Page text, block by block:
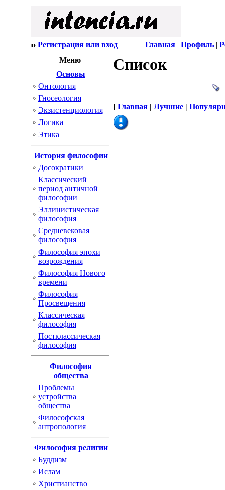
Регистрация или вход Главная| Профиль|
Меню
Основы
Онтология
Гносеология
Экзистенциология
Логика
Этика
История философии
Досократики
Классический
период античной
философии
Эллинистическая
философия
Cредневековая
философия
Философия эпохи
возрождения
Философия Нового
времени
Философия
Просвещения
Классическая
философия
Постклассическая
философия
Философия
общества
Проблемы
устройства
общества
Философская
антропология
Философия религии
Буддизм
Ислам
Христианство
Список
[ Главная| Лучшие|